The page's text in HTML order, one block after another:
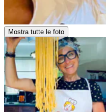
Mostra tutte le foto